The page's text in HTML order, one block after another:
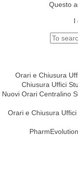
Questo
I
Orari e Chiusura
Chiusura Uffici
Nuovi Orari Centralino
Orari e Chiusura